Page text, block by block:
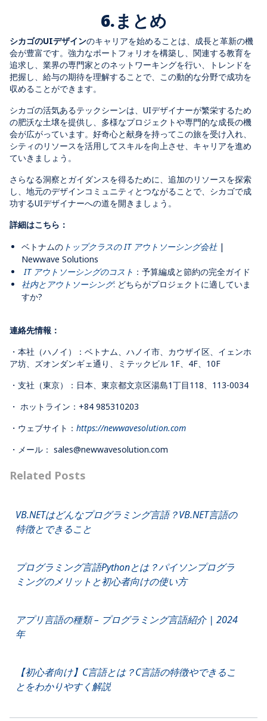
6.まとめ
シカゴのUIデザインのキャリアを始めることは、成長と革新の機
会が豊富です。強力なポートフォリオを構築し、関連する教育を
追求し、業界の専門家とのネットワーキングを行い、トレンドを
把握し、給与の期待を理解することで、この動的な分野で成功を
収めることができます。
シカゴの活気あるテックシーンは、UIデザイナーが繁栄するため
の肥沃な土壌を提供し、多様なプロジェクトや専門的な成長の機
会が広がっています。好奇心と献身を持ってこの旅を受け入れ、
シティのリソースを活用してスキルを向上させ、キャリアを進め
ていきましょう。
さらなる洞察とガイダンスを得るために、追加のリソースを探索
し、地元のデザインコミュニティとつながることで、シカゴで成
功するUIデザイナーへの道を開きましょう。
詳細はこちら：
ベトナムの トップクラスの IT アウトソーシング会社|
Newwave Solutions
IT アウトソーシングのコスト ：予算編成と節約の完全ガイド
社内とアウトソーシング: どちらがプロジェクトに適していま
すか?
連絡先情報：
・本社（ハノイ）：ベトナム、ハノイ市、カウザイ区、イェンホ
ア坊、ズオンダンギェ通り、ミテックビル 1F、4F、10F
・支社（東京）：日本、東京都文京区湯島1丁目118、113-0034
・ ホットライン：+84 985310203
・ウェブサイト： https://newwavesolution.com
・メール： sales@newwavesolution.com
Related Posts
VB.NETはどんなプログラミング言語？VB.NET言語の
特徴とできること
プログラミング言語Pythonとは？パイソンプログラ
ミングのメリットと初心者向けの使い方
アプリ言語の種類 – プログラミング言語紹介 | 2024
年
【初心者向け】C言語とは？C言語の特徴やできるこ
とをわかりやすく解説